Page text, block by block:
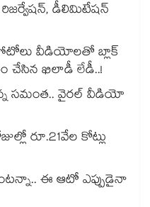
డీలిమిటేషన్
వీడియోలతో బ్లాక్
చేసిన ఖిలాడీ లేడీ..!
సమంత.. వైరల్ వీడియో
రూ.21వేల కోట్లు
ఈ ఆటో ఎప్పుడైనా